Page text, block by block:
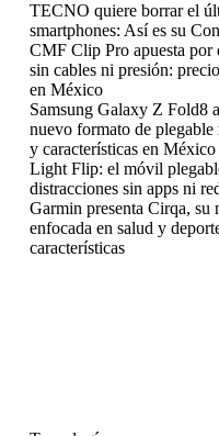
TECNO quiere borrar el
smartphones: Así es su
CMF Clip Pro apuesta por
sin cables ni presión:
en México
Samsung Galaxy Z Fold8
nuevo formato de plegable
y características en México
Light Flip: el móvil
distracciones sin apps ni
Garmin presenta Cirqa, su
enfocada en salud y
características